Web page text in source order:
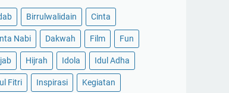
Birrulwalidain Cinta
Nabi Dakwah Film Fun
Hijrah Idola Idul Adha
Fitri Inspirasi Kegiatan